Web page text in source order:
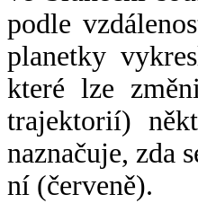
podle
planetky
které lze
trajektorií)
naznačuje, zda
ní (červeně).